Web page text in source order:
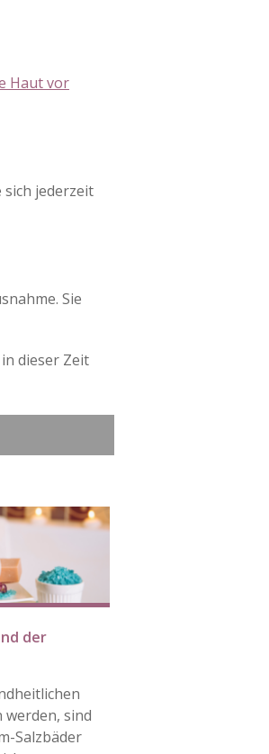
Haut vor
jederzeit
Sie
dieser Zeit
der
sind
Salzbäder